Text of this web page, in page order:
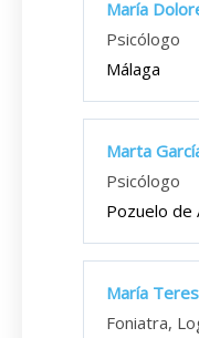
María
Psicólogo
Málaga
Marta
Psicólogo
Pozuelo de
María
Foniatra,